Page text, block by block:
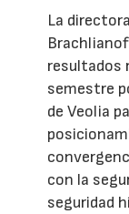
La
resultados
semestre
de Veolia
con la
seguridad